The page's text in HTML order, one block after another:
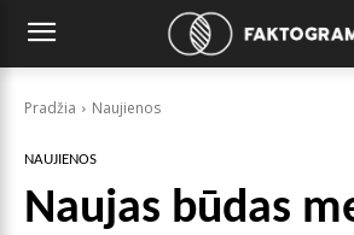
Pradžia Naujienos
NAUJIENOS
Naujas būdas